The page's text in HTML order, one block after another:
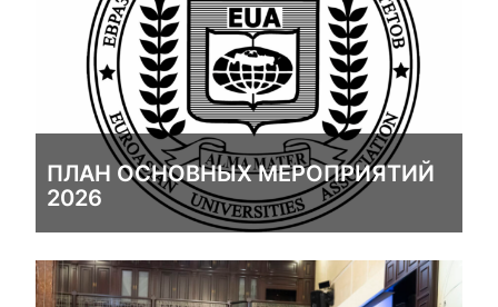
ПЛАН ОСНОВНЫХ МЕРОПРИЯТИЙ
2026